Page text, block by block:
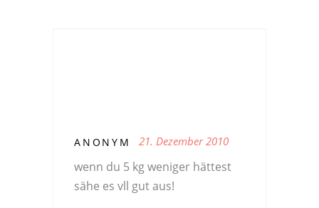
ANONYM 21. Dezember 2010
wenn du 5 kg weniger hättest
sähe es vll gut aus!